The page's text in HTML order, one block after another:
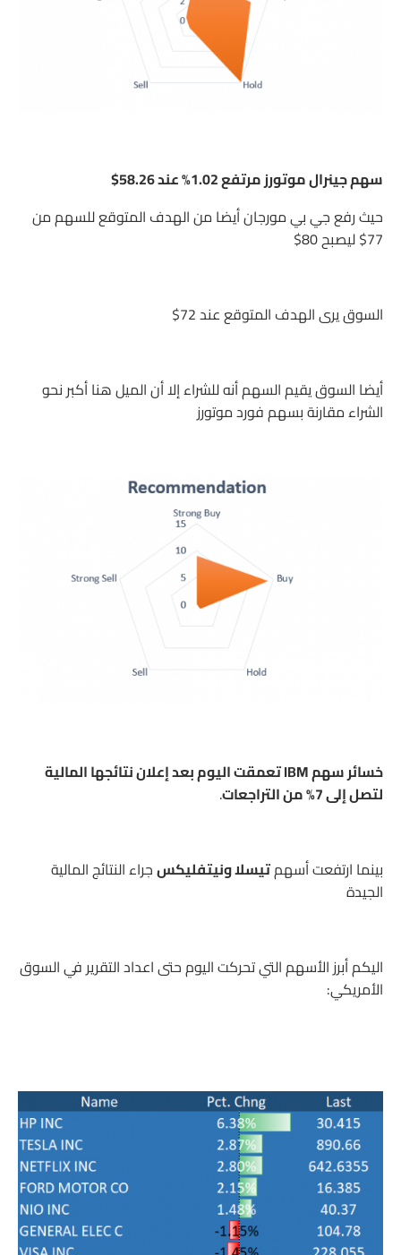
سهم جينرال موتورز مرتفع 1.02% عند 58.26$
حيث رفع جي بي مورجان أيضا من الهدف المتوقع للسهم من
77$ ليصبح 80$
السوق يرى الهدف المتوقع عند 72$
أيضا السوق يقيم السهم أنه للشراء إلا أن الميل هنا أكبر نحو
الشراء مقارنة بسهم فورد موتورز
خسائر سهم IBM تعمقت اليوم بعد إعلان نتائجها المالية
لتصل إلى 7% من التراجعات
.
بينما ارتفعت أسهمتيسلا ونيتفليكسجراء النتائج المالية
الجيدة
اليكم أبرز الأسهم التي تحركت اليوم حتى اعداد التقرير في السوق
الأمريكي: